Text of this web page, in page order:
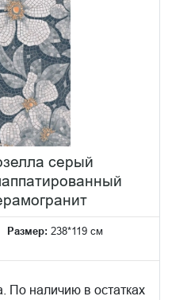
серый
Размер: 238*119 см
По наличию в остатках